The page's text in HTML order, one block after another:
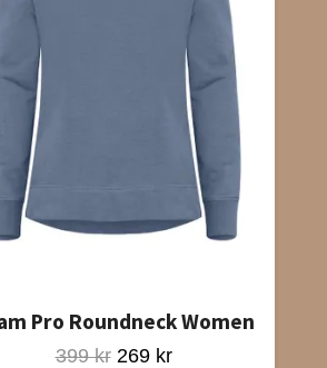
Pro Roundneck Women
399 kr 269 kr